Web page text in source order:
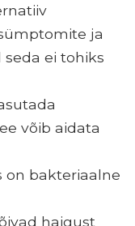
ja
ei tohiks
võib aidata
on bakteriaalne
haigust